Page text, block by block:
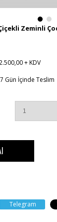
Zeminli
+ KDV
7 Gün İçinde Teslim
Telegram